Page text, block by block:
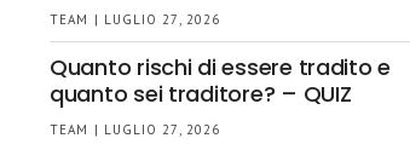
TEAM | LUGLIO 27, 2026
Quanto rischi di essere tradito e
quanto sei traditore? – QUIZ
TEAM | LUGLIO 27, 2026